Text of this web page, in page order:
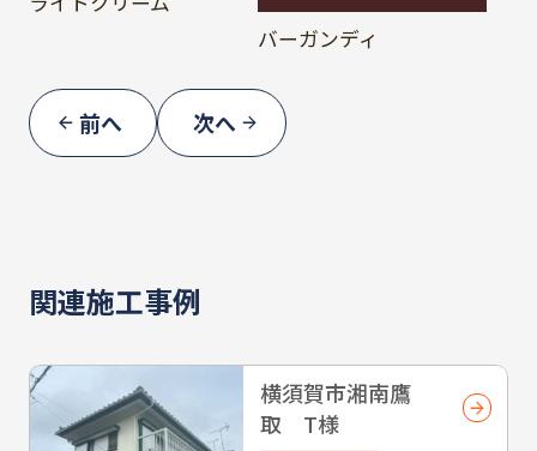
バーガンディ
前へ 次へ
関連施工事例
横須賀市湘南鷹
取 T様